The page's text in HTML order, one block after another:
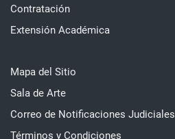
Contratación
Extensión Académica
Mapa del Sitio
Sala de Arte
Correo de Notificaciones Judiciales
Términos y Condiciones